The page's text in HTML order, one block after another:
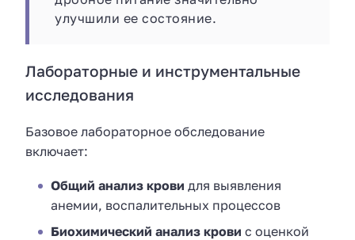
улучшили ее состояние.
Лабораторные и инструментальные
исследования
Базовое лабораторное обследование
включает:
Общий анализ крови для выявления
анемии, воспалительных процессов
Биохимический анализ крови с оценкой